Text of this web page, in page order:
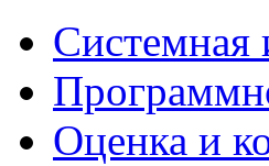
Системная
Оценка и